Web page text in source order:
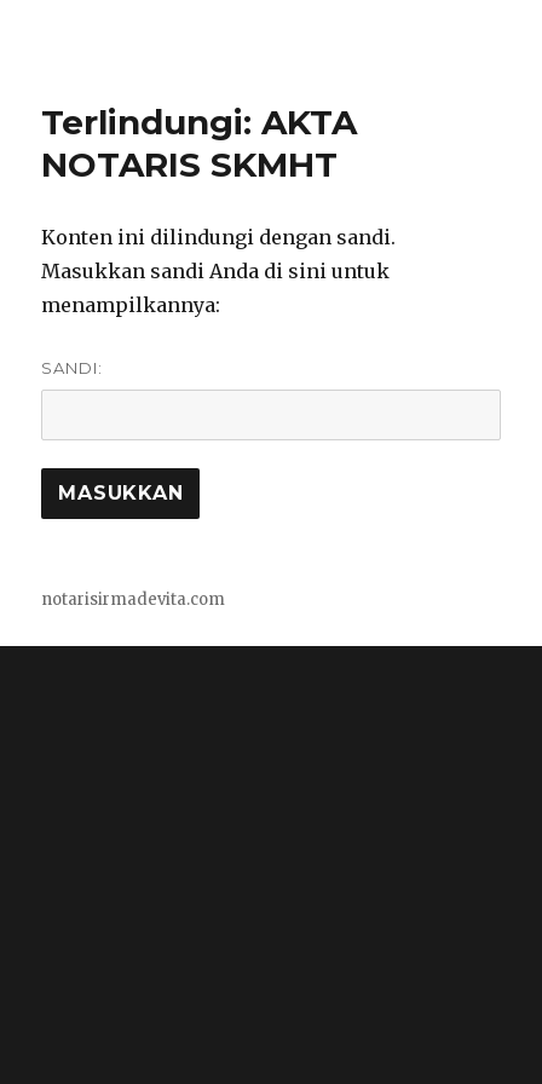
Terlindungi: AKTA
NOTARIS SKMHT
Konten ini dilindungi dengan sandi.
Masukkan sandi Anda di sini untuk
menampilkannya:
SANDI:
notarisirmadevita.com